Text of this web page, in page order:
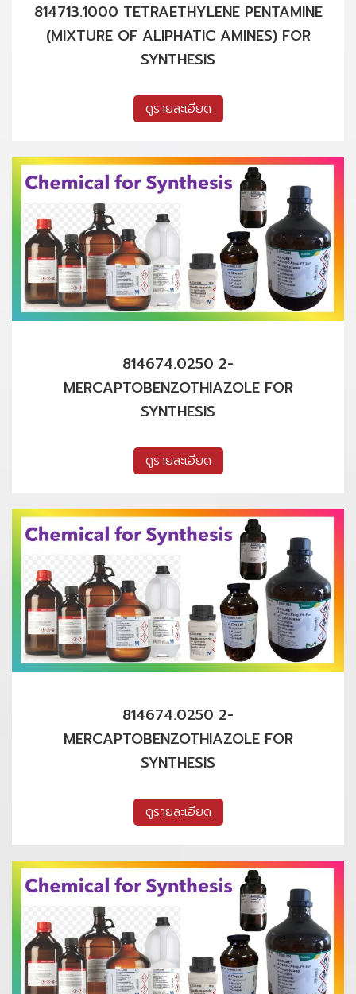
814713.1000 TETRAETHYLENE PENTAMINE
(MIXTURE OF ALIPHATIC AMINES) FOR
SYNTHESIS
ดูรายละเอียด
814674.0250 2-
MERCAPTOBENZOTHIAZOLE FOR
SYNTHESIS
ดูรายละเอียด
814674.0250 2-
MERCAPTOBENZOTHIAZOLE FOR
SYNTHESIS
ดูรายละเอียด